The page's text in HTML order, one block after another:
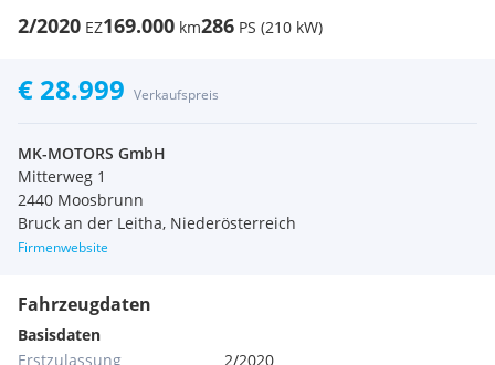
2/2020 EZ169.000 km286 PS (210 kW)
€ 28.999 Verkaufspreis
MK-MOTORS GmbH
Mitterweg 1
2440 Moosbrunn
Bruck an der Leitha, Niederösterreich
Firmenwebsite
Fahrzeugdaten
Basisdaten
Erstzulassung
2/2020